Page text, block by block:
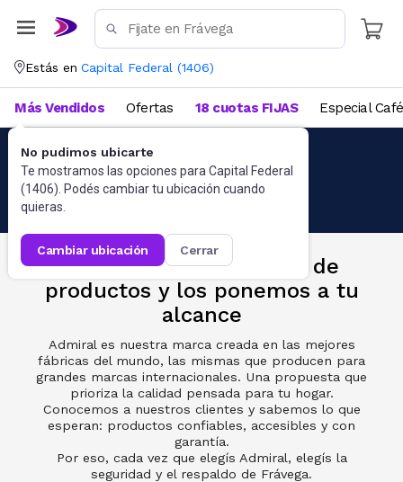
Estás en Capital Federal (1406)
No pudimos ubicarte
Te mostramos las opciones para Capital Federal
(1406). Podés cambiar tu ubicación cuando
quieras.
cambiar ubicación cerrar
Más Vendidos Ofertas 18 cuotas FIJAS Especial Café
En Frávega conocemos de
productos y los ponemos a tu
alcance
Admiral es nuestra marca creada en las mejores
fábricas del mundo, las mismas que producen para
grandes marcas internacionales. Una propuesta que
prioriza la calidad pensada para tu hogar.
Conocemos a nuestros clientes y sabemos lo que
esperan: productos conﬁables, accesibles y con
garantía.
Por eso, cada vez que elegís Admiral, elegís la
seguridad y el respaldo de Frávega.